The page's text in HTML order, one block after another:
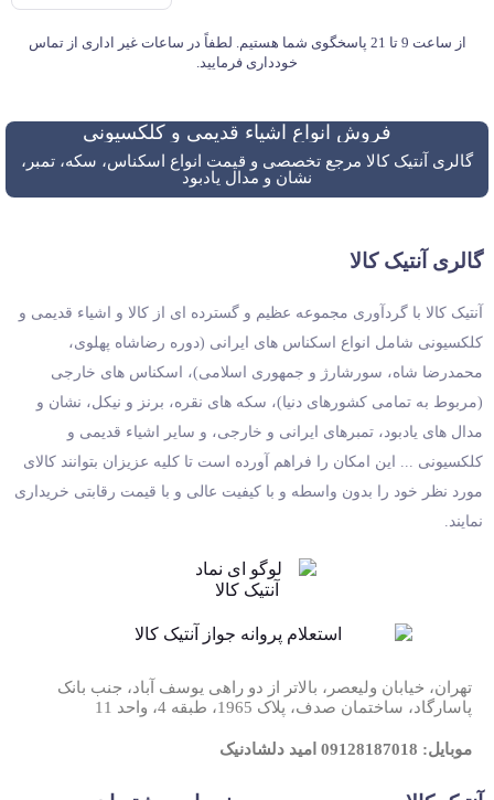
از ساعت 9 تا 21 پاسخگوی شما هستیم. لطفاً در ساعات غیر اداری از تماس
خودداری فرمایید.
فروش انواع اشیاء قدیمی و کلکسیونی
گالری آنتیک کالا مرجع تخصصی و قیمت انواع اسکناس، سکه، تمبر،
نشان و مدال یادبود
گالری آنتیک کالا
آنتیک کالا با گردآوری مجموعه عظیم و گسترده ای از کالا و اشیاء قدیمی و
کلکسیونی شامل انواع اسکناس های ایرانی (دوره رضاشاه پهلوی،
محمدرضا شاه، سورشارژ و جمهوری اسلامی)، اسکناس های خارجی
(مربوط به تمامی کشورهای دنیا)، سکه های نقره، برنز و نیکل، نشان و
مدال های یادبود، تمبرهای ایرانی و خارجی، و سایر اشیاء قدیمی و
کلکسیونی ... این امکان را فراهم آورده است تا کلیه عزیزان بتوانند کالای
مورد نظر خود را بدون واسطه و با کیفیت عالی و با قیمت رقابتی خریداری
نمایند.
تهران، خیابان ولیعصر، بالاتر از دو راهی یوسف آباد، جنب بانک
پاسارگاد، ساختمان صدف، پلاک 1965، طبقه 4، واحد 11
موبایل: 09128187018 امید دلشادنیک